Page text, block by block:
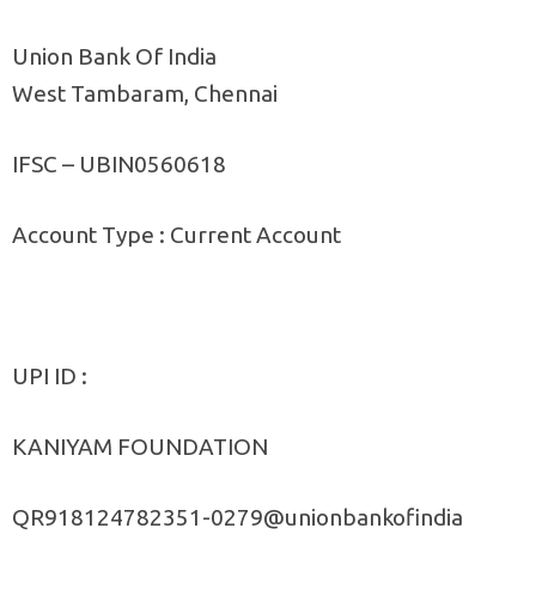
Union Bank Of India
West Tambaram, Chennai
IFSC – UBIN0560618
Account Type : Current Account
UPI ID :
KANIYAM FOUNDATION
QR918124782351-0279@unionbankofindia